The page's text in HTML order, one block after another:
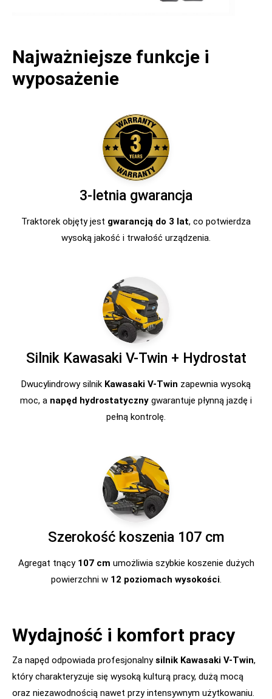
Najważniejsze funkcje i
wyposażenie
3-letnia gwarancja
Traktorek objęty jest gwarancją do 3 lat, co potwierdza
wysoką jakość i trwałość urządzenia.
Silnik Kawasaki V-Twin + Hydrostat
Dwucylindrowy silnik Kawasaki V-Twin zapewnia wysoką
moc, a napęd hydrostatyczny gwarantuje płynną jazdę i
pełną kontrolę.
Szerokość koszenia 107 cm
Agregat tnący 107 cm umożliwia szybkie koszenie dużych
powierzchni w 12 poziomach wysokości.
Wydajność i komfort pracy
Za napęd odpowiada profesjonalnysilnik Kawasaki V-Twin,
który charakteryzuje się wysoką kulturą pracy, dużą mocą
oraz niezawodnością nawet przy intensywnym użytkowaniu.